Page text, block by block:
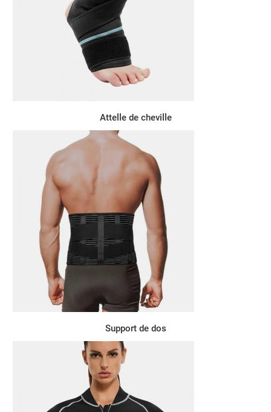
Attelle de cheville
Support de dos